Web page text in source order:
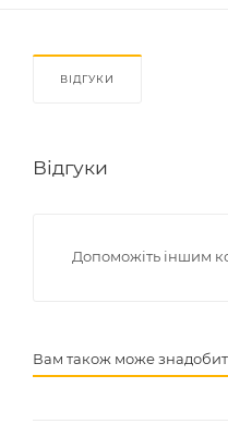
ВІДГУКИ
Відгуки
Допоможіть іншим
Вам також може